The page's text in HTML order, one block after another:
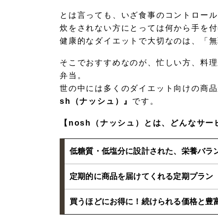
とは言っても、いざ食事のコントロー
炊をされない方にとっては何から手を
健康的なダイエットで大切なのは、「
そこでおすすめなのが、忙しい方、料
弁当。
世の中には多くのダイエット向けの商
sh（ナッシュ）』 です。
【nosh（ナッシュ）とは、どんなサー
低糖質・低塩分に設計された、栄養バラ
定期的に商品を届けてくれる定期プラン
買うほどにお得に！続けられる価格と豊